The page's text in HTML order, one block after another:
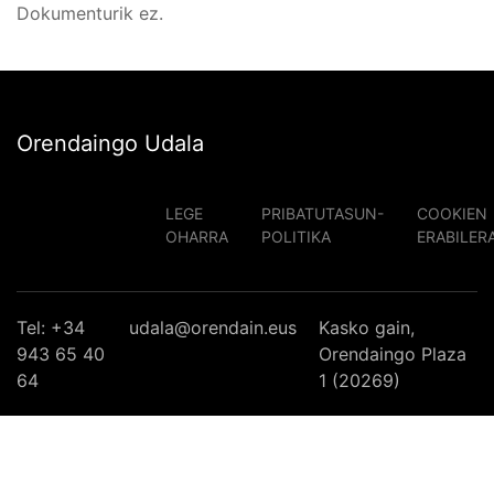
Dokumenturik ez.
Orendaingo Udala
LEGE
OHARRA
PRIBATUTASUN-
POLITIKA
COOKIEN
Tel: +34
943 65 40
64
udala@orendain.eus
Kasko gain,
Orendaingo Plaza
1 (20269)